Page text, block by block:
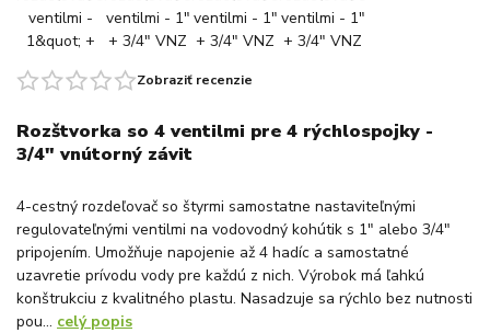
Zobraziť recenzie
Rozštvorka so 4 ventilmi pre 4 rýchlospojky -
3/4" vnútorný závit
4-cestný rozdeľovač so štyrmi samostatne nastaviteľnými
regulovateľnými ventilmi na vodovodný kohútik s 1" alebo 3/4"
pripojením. Umožňuje napojenie až 4 hadíc a samostatné
uzavretie prívodu vody pre každú z nich. Výrobok má ľahkú
konštrukciu z kvalitného plastu. Nasadzuje sa rýchlo bez nutnosti
pou... celý popis